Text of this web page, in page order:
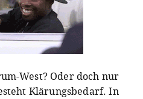
West? Oder doch nur
Klärungsbedarf. In